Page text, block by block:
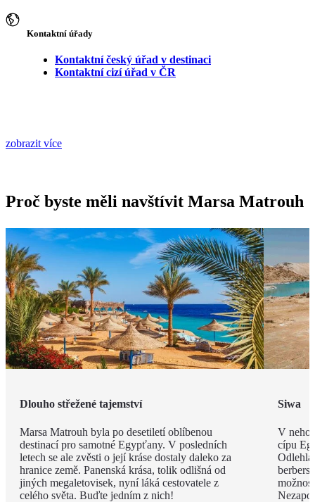
Kontaktní úřady
Kontaktní český úřad v destinaci
Kontaktní cizí úřad v ČR
zobrazit více
Proč byste měli navštívit Marsa Matrouh
Dlouho střežené tajemství
Marsa Matrouh byla po desetiletí oblíbenou
destinací pro samotné Egypťany. V posledních
letech se ale zvěsti o její kráse dostaly daleko za
hranice země. Panenská krása, tolik odlišná od
jiných megaletovisek, nyní láká cestovatele z
celého světa. Buďte jedním z nich!
Siwa
V
cípu
Odlehlá